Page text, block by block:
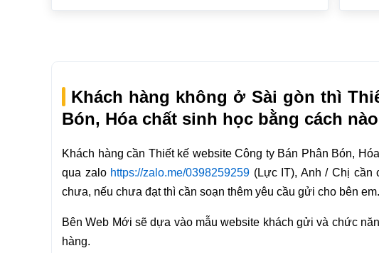
Khách hàng không ở Sài gòn thì
Bón, Hóa chất sinh học bằng cách nào
Khách hàng cần Thiết kế website Công ty Bán Phân Bón,
qua zalo https://zalo.me/0398259259 (Lực IT), Anh / Chị cần
chưa, nếu chưa đạt thì cần soạn thêm yêu cầu gửi cho bên em.
Bên Web Mới sẽ dựa vào mẫu website khách gửi và chức
hàng.